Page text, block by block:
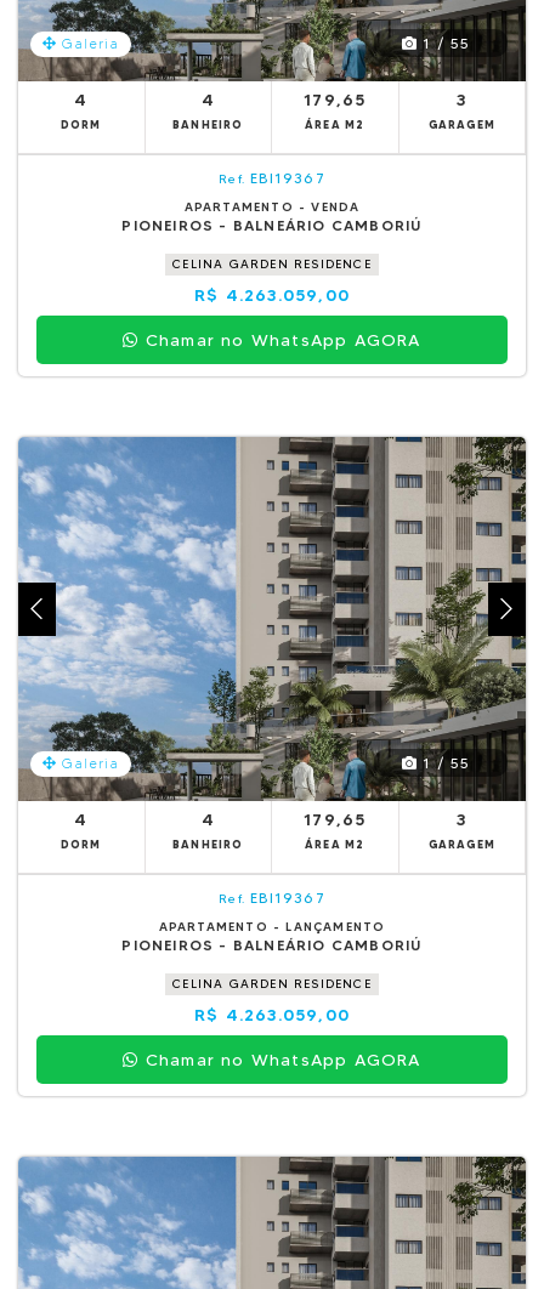
Galeria 1 / 55
4
DORM
4
BANHEIRO
179,65
ÁREA M2
3
GARAGEM
Ref. EBI19367
APARTAMENTO - VENDA
PIONEIROS - BALNEÁRIO CAMBORIÚ
CELINA GARDEN RESIDENCE
R$ 4.263.059,00
Chamar no WhatsApp AGORA
Galeria 1 / 55
4
DORM
4
BANHEIRO
179,65
ÁREA M2
3
GARAGEM
Ref. EBI19367
APARTAMENTO - LANÇAMENTO
PIONEIROS - BALNEÁRIO CAMBORIÚ
CELINA GARDEN RESIDENCE
R$ 4.263.059,00
Chamar no WhatsApp AGORA